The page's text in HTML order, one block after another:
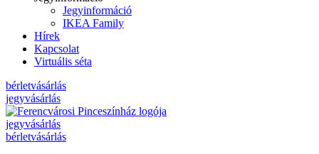
Jegyinformáció
IKEA Family
Hírek
Kapcsolat
Virtuális séta
bérletvásárlás
jegyvásárlás
jegyvásárlás
bérletvásárlás